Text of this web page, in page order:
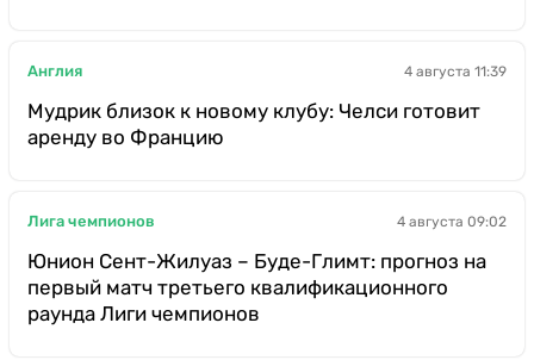
Англия 4 августа 11:39
Мудрик близок к новому клубу: Челси готовит
аренду во Францию
Лига чемпионов 4 августа 09:02
Юнион Сент-Жилуаз – Буде-Глимт: прогноз на
первый матч третьего квалификационного
раунда Лиги чемпионов